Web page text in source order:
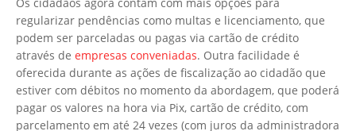
regularizar pendências como multas e licenciamento, que
podem ser parceladas ou pagas via cartão de crédito
através de empresas conveniadas. Outra facilidade é
oferecida durante as ações de fiscalização ao cidadão que
estiver com débitos no momento da abordagem, que poderá
pagar os valores na hora via Pix, cartão de crédito, com
parcelamento em até 24 vezes (com juros da administradora